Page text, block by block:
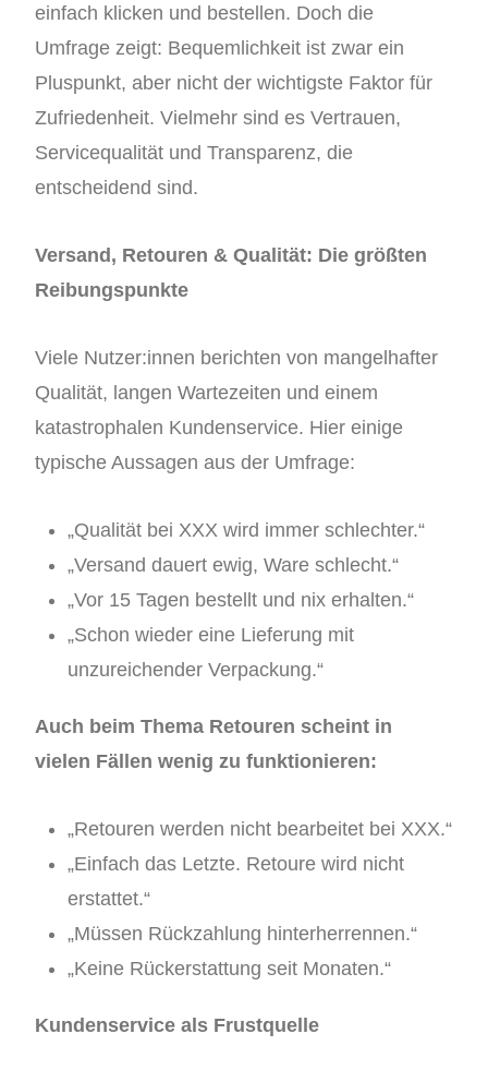
einfach klicken und bestellen. Doch die
Umfrage zeigt: Bequemlichkeit ist zwar ein
Pluspunkt, aber nicht der wichtigste Faktor für
Zufriedenheit. Vielmehr sind es Vertrauen,
Servicequalität und Transparenz, die
entscheidend sind.
Versand, Retouren & Qualität: Die größten
Reibungspunkte
Viele Nutzer:innen berichten von mangelhafter
Qualität, langen Wartezeiten und einem
katastrophalen Kundenservice. Hier einige
typische Aussagen aus der Umfrage:
„Qualität bei XXX wird immer schlechter.“
„Versand dauert ewig, Ware schlecht.“
„Vor 15 Tagen bestellt und nix erhalten.“
„Schon wieder eine Lieferung mit
unzureichender Verpackung.“
Auch beim Thema Retouren scheint in
vielen Fällen wenig zu funktionieren:
„Retouren werden nicht bearbeitet bei XXX.“
„Einfach das Letzte. Retoure wird nicht
erstattet.“
„Müssen Rückzahlung hinterherrennen.“
„Keine Rückerstattung seit Monaten.“
Kundenservice als Frustquelle